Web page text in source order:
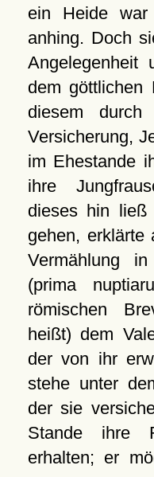
ein Heide war
anhing. Doch
Angelegenheit
dem göttlichen
diesem
Versicherung,
im Ehestande
ihre
dieses hin
gehen, erklärte
Vermählung
(prima
römischen
heißt) dem
der von ihr
stehe unter
der sie
Stande ihre
erhalten; er